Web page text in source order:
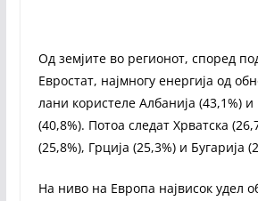
Од земјите во регионот, според
Евростат, најмногу енергија од
лани користеле Албанија (43,1%)
(40,8%). Потоа следат Хрватска
(25,8%), Грција (25,3%) и Бугарија
На ниво на Европа највисок удел